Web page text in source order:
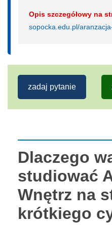
Opis szczegółowy na
sopocka.edu.pl/
zadaj pytanie
Dlaczego
studiować
Wnętrz na
krótkiego